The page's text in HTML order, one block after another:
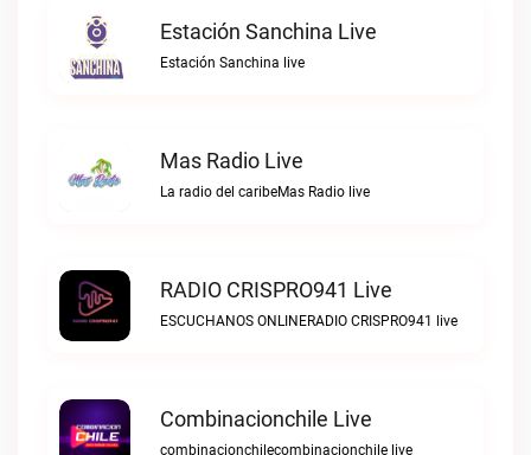
Estación Sanchina Live
Estación Sanchina live
Mas Radio Live
La radio del caribeMas Radio live
RADIO CRISPRO941 Live
ESCUCHANOS ONLINERADIO CRISPRO941 live
Combinacionchile Live
combinacionchilecombinacionchile live